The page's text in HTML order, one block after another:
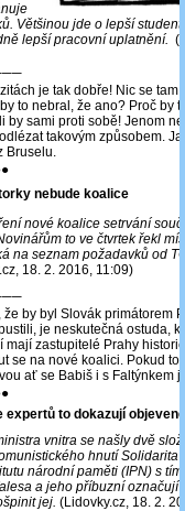
Většinou jde o lepší
lepší pracovní uplatnění.
je tak dobře! Nic se tam
to nebral, že ano? Proč by
sami proti sobě! Jenom
takovým způsobem.
Bruselu.
nebude koalice
nové koalice setrvání
to ve čtvrtek řekl
na seznam požadavků od
18. 2. 2016, 11:09)
by byl Slovák primátorem
je neskutečná ostuda,
zastupitelé Prahy
se na nové koalici. Pokud
ať se Babiš i s Faltýnkem
expertů to dokazují
vnitra se našly dvě
hnutí Solidarita
národní paměti (IPN) s
a jeho příbuzní označují
jej. (Lidovky.cz, 18. 2.